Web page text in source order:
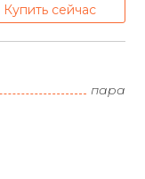
Купить сейчас
пара